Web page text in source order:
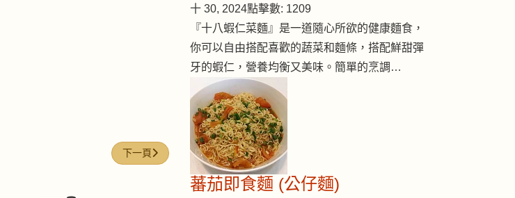
下一篇文章: 鴻喜菇蕃茄湯
下一頁
十 30, 2024點擊數: 1209
『十八蝦仁菜麵』是一道隨心所欲的健康麵食，
你可以自由搭配喜歡的蔬菜和麵條，搭配鮮甜彈
牙的蝦仁，營養均衡又美味。簡單的烹調…
蕃茄即食麵 (公仔麵)